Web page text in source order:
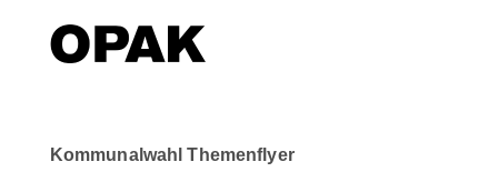
Kommunalwahl Themenflyer